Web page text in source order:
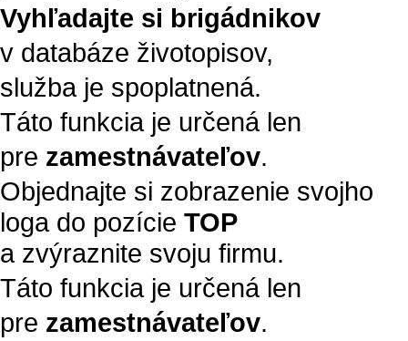
Vyhľadajte si brigádnikov
v databáze životopisov,
služba je spoplatnená.
Táto funkcia je určená len
pre zamestnávateľov.
Objednajte si zobrazenie svojho
loga do pozície TOP
a zvýraznite svoju firmu.
Táto funkcia je určená len
pre zamestnávateľov.